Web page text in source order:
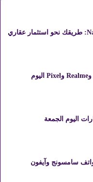
شركة Nations of Sky: طريقك نحو استثمار عقاري
اليوم الجمعة
سامسونج وآيفون